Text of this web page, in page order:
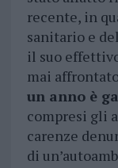
recente, in
sanitario e
il suo
mai
un anno è
compresi gli
carenze
di